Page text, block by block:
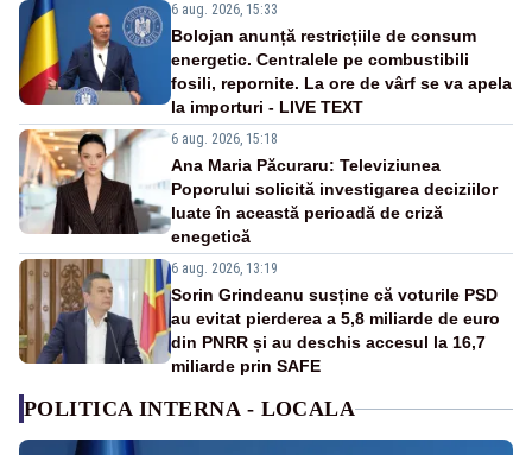
6 aug. 2026, 15:33
Bolojan anunță restricțiile de consum
energetic. Centralele pe combustibili
fosili, repornite. La ore de vârf se va apela
la importuri - LIVE TEXT
6 aug. 2026, 15:18
Ana Maria Păcuraru: Televiziunea
Poporului solicită investigarea deciziilor
luate în această perioadă de criză
enegetică
6 aug. 2026, 13:19
Sorin Grindeanu susține că voturile PSD
au evitat pierderea a 5,8 miliarde de euro
din PNRR și au deschis accesul la 16,7
miliarde prin SAFE
POLITICA INTERNA - LOCALA